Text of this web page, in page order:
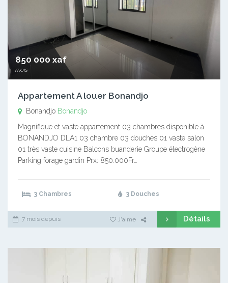
850 000 xaf
mois
Appartement A louer Bonandjo
Bonandjo Bonandjo
Magnifique et vaste appartement 03 chambres disponible à
BONANDJO DLA1 03 chambre 03 douches 01 vaste salon
01 très vaste cuisine Balcons buanderie Groupe électrogène
Parking forage gardin Prx: 850.000Fr…
3 Chambres 3 Douches
7 mois depuis J'aime Détails